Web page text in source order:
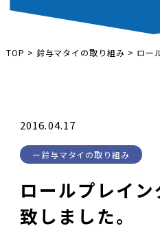
TOP > 鈴与マタイの取り組み > ロー
2016.04.17
鈴与マタイの取り組み
ロールプレイ
致しました。